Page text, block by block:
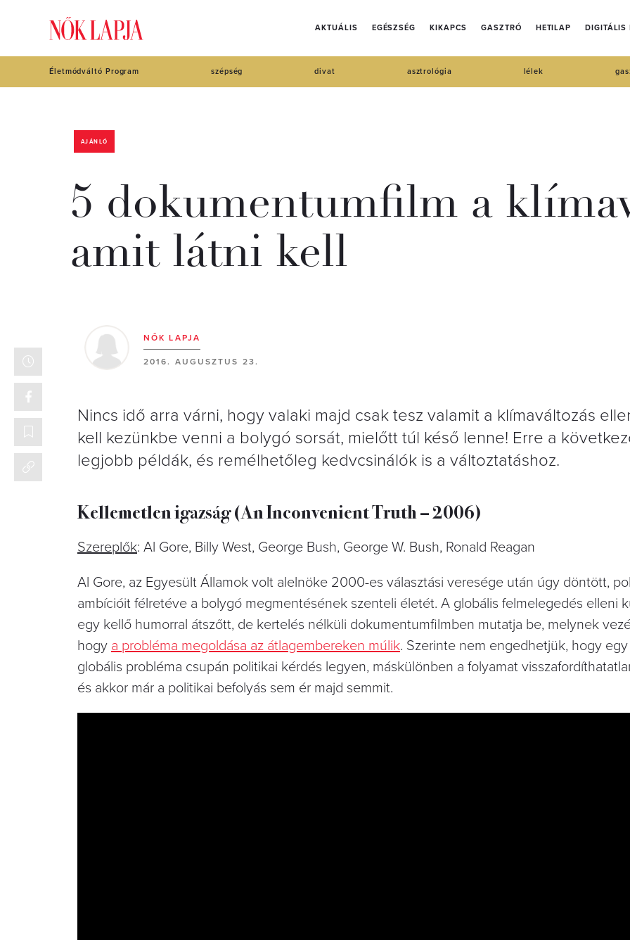
AKTUÁLIS EGÉSZSÉG KIKAPCS GASZTRÓ HETILAP DIGITÁLIS
Életmódváltó Program szépség divat asztrológia lélek
AJÁNLÓ
5 dokumentumfilm a
amit látni kell
NŐK LAPJA
2016. AUGUSZTUS 23.
Nincs idő arra várni, hogy valaki majd csak tesz valamit a klímaváltozás
kell kezünkbe venni a bolygó sorsát, mielőtt túl késő lenne! Erre a
legjobb példák, és remélhetőleg kedvcsinálók is a változtatáshoz.
Kellemetlen igazság (An Inconvenient Truth – 2006)
Szereplők: Al Gore, Billy West, George Bush, George W. Bush, Ronald Reagan
Al Gore, az Egyesült Államok volt alelnöke 2000-es választási veresége után úgy döntött,
ambícióit félretéve a bolygó megmentésének szenteli életét. A globális felmelegedés elleni
egy kellő humorral átszőtt, de kertelés nélküli dokumentumfilmben mutatja be, melynek
hogy a probléma megoldása az átlagembereken múlik. Szerinte nem engedhetjük, hogy
globális probléma csupán politikai kérdés legyen, máskülönben a folyamat
és akkor már a politikai befolyás sem ér majd semmit.